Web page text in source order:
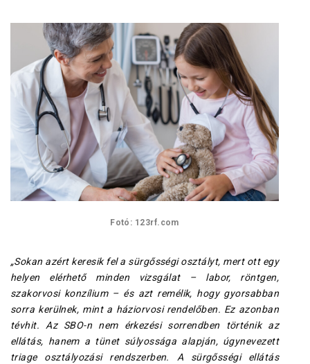
Fotó: 123rf.com
„Sokan azért keresik fel a sürgősségi osztályt, mert ott egy
helyen elérhető minden vizsgálat – labor, röntgen,
szakorvosi konzílium – és azt remélik, hogy gyorsabban
sorra kerülnek, mint a háziorvosi rendelőben. Ez azonban
tévhit. Az SBO-n nem érkezési sorrendben történik az
ellátás, hanem a tünet súlyossága alapján, úgynevezett
triage osztályozási rendszerben. A sürgősségi ellátás